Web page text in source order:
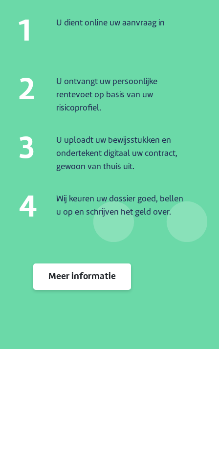
1 U dient online uw aanvraag in
2
U ontvangt uw persoonlijke
rentevoet op basis van uw
risicoprofiel.
3
U uploadt uw bewijsstukken en
ondertekent digitaal uw contract,
gewoon van thuis uit.
4
Wij keuren uw dossier goed, bellen
u op en schrijven het geld over.
Meer informatie